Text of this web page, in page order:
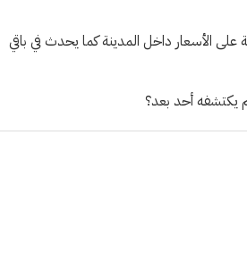
على الأسعار داخل المدينة كما يحدث في باقي
يكتشفه أحد بعد؟